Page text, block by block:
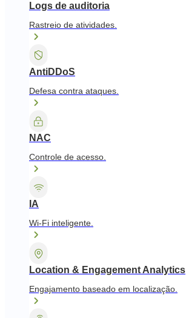
Logs de auditoria
Rastreio de atividades.
AntiDDoS
Defesa contra ataques.
NAC
Controle de acesso.
IA
Wi-Fi inteligente.
Location & Engagement Analytics
Engajamento baseado em localização.